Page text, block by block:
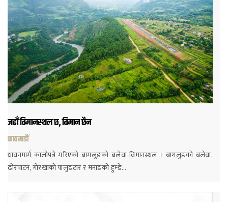
जहाँ विमानस्थल छ, विमान छैन
काठमाडौं
धावनमार्ग कालोपत्रे गरिएको बागलुङको बलेवा विमानस्थल । बागलुङको बलेवा,
ढोरपाटन, गोरखाको पालुङटार र मनाङको हुम्डे…